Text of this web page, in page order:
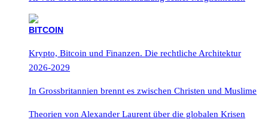
Krypto, Bitcoin und Finanzen. Die rechtliche Architektur
2026-2029
In Grossbritannien brennt es zwischen Christen und Muslime
Theorien von Alexander Laurent über die globalen Krisen